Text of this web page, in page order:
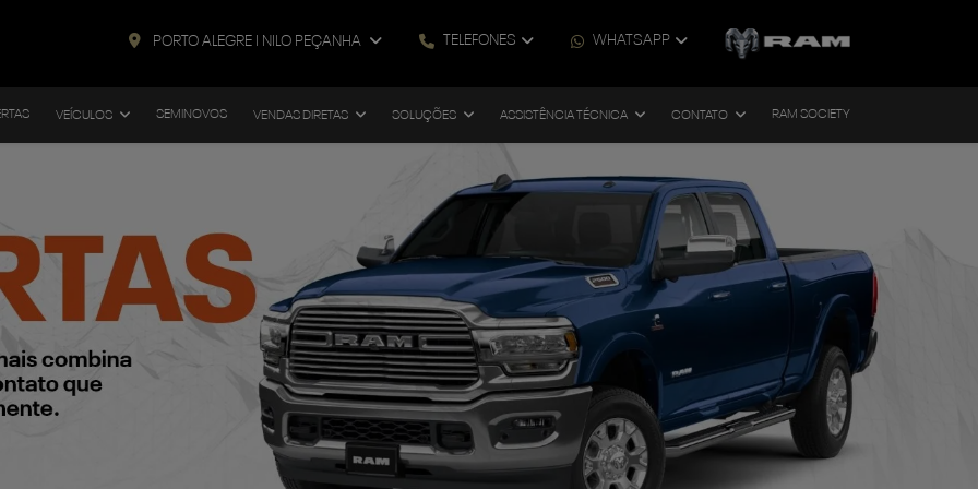
PORTO ALEGRE I NILO PEÇANHA TELEFONES WHATSAPP
VEÍCULOS SEMINOVOS VENDAS DIRETAS SOLUÇÕES ASSISTÊNCIA TÉCNICA CONTATO RAM SOCIETY